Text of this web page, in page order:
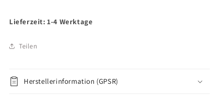
Lieferzeit: 1-4 Werktage
Teilen
Herstellerinformation (GPSR)